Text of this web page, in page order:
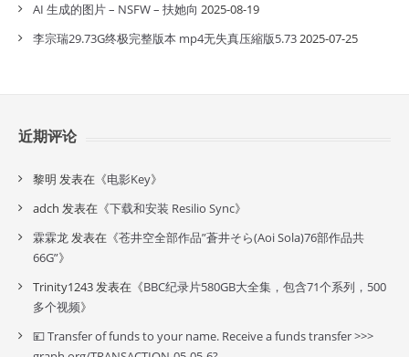
AI 生成的图片 – NSFW – 扶她向 2025-08-19
李宗瑞29.73G终极完整版本 mp4无失真压縮版5.732025-07-25
近期评论
黎明 发表在《电影Key》
adch 发表在《下载和安装 Resilio Sync》
霖霖龙发表在《苍井空全部作品”蒼井そら(Aoi Sola)76部作品共
66G”》
Trinity1243发表在《BBC纪录片580GB大全集，包含71个系列，500
多个视频》
💴 Transfer of funds to your name. Receive a funds transfer >>>